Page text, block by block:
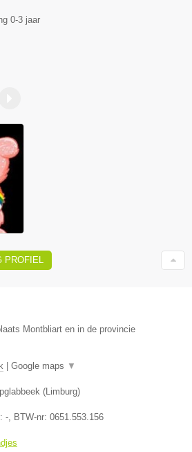
0-3 jaar
Montbliart en in de provincie
Google maps ▼
( Limburg)
- , BTW-nr: 0651.553.156